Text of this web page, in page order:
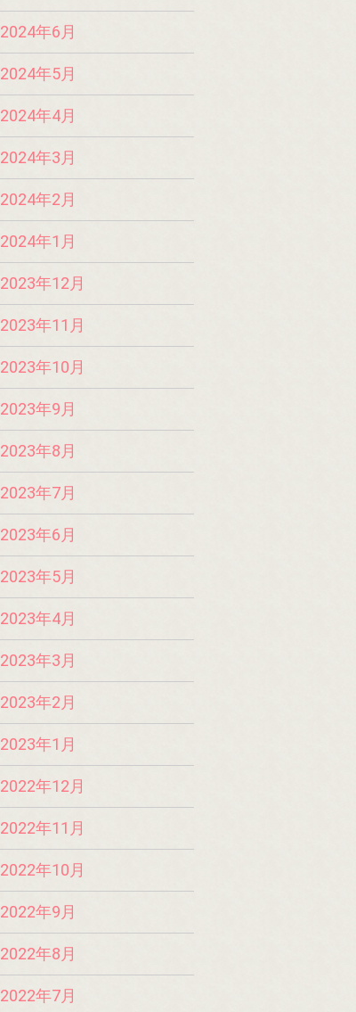
2024年6月
2024年5月
2024年4月
2024年3月
2024年2月
2024年1月
2023年12月
2023年11月
2023年10月
2023年9月
2023年8月
2023年7月
2023年6月
2023年5月
2023年4月
2023年3月
2023年2月
2023年1月
2022年12月
2022年11月
2022年10月
2022年9月
2022年8月
2022年7月